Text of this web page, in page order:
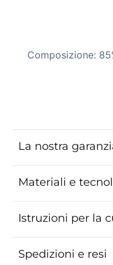
Composizione:
La nostra
Materiali e
Istruzioni per la
Spedizioni e resi